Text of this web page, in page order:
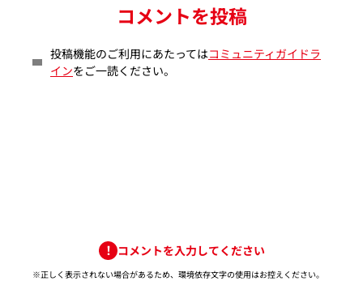
コメントを投稿
投稿機能のご利用にあたってはコミュニティガイドラ
インをご一読ください。
コメントを入力してください
※正しく表示されない場合があるため、環境依存文字の使用はお控えください。​